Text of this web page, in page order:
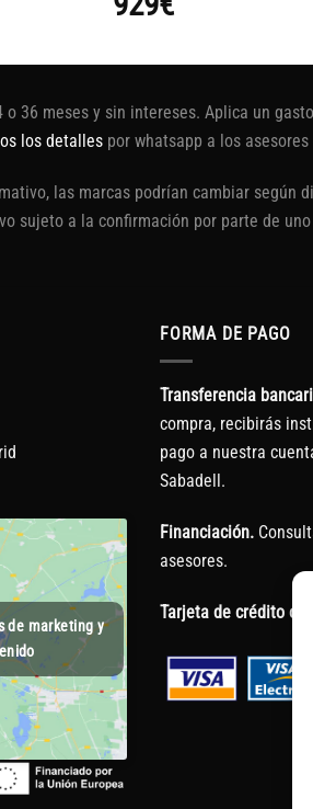
meses y sin intereses. Aplica un
los detallespor whatsapp a los asesores
las marcas podrían cambiar según
sujeto a la confirmación por parte de
de marketing y
FORMA DE PAGO
Transferencia
compra, recibirás
pago a nuestra
Sabadell.
Financiación.
asesores.
Tarjeta de crédito o